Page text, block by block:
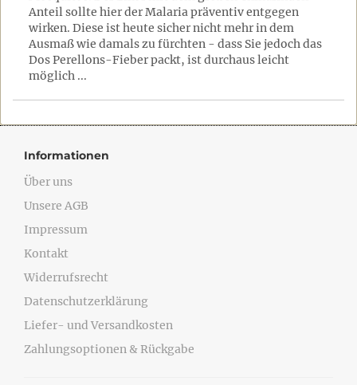
Anteil sollte hier der Malaria präventiv entgegen
wirken. Diese ist heute sicher nicht mehr in dem
Ausmaß wie damals zu fürchten - dass Sie jedoch das
Dos Perellons-Fieber packt, ist durchaus leicht
möglich ...
Informationen
Über uns
Unsere AGB
Impressum
Kontakt
Widerrufsrecht
Datenschutzerklärung
Liefer- und Versandkosten
Zahlungsoptionen & Rückgabe